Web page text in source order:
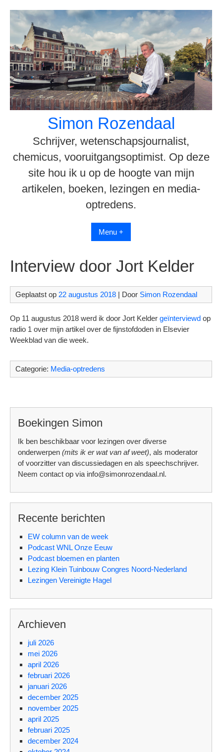
inhoud
Simon Rozendaal
Schrijver, wetenschapsjournalist,
chemicus, vooruitgangsoptimist. Op deze
site hou ik u op de hoogte van mijn
artikelen, boeken, lezingen en media-
optredens.
Menu +
Interview door Jort Kelder
Geplaatst op 22 augustus 2018 | Door Simon Rozendaal
Op 11 augustus 2018 werd ik door Jort Kelder geïnterviewd op
radio 1 over mijn artikel over de fijnstofdoden in Elsevier
Weekblad van die week.
Categorie: Media-optredens
Boekingen Simon
Ik ben beschikbaar voor lezingen over diverse
onderwerpen (mits ik er wat van af weet), als moderator
of voorzitter van discussiedagen en als speechschrijver.
Neem contact op via info@simonrozendaal.nl.
Recente berichten
EW column van de week
Podcast WNL Onze Eeuw
Podcast bloemen en planten
Lezing Klein Tuinbouw Congres Noord-Nederland
Lezingen Vereinigte Hagel
Archieven
juli 2026
mei 2026
april 2026
februari 2026
januari 2026
december 2025
november 2025
april 2025
februari 2025
december 2024